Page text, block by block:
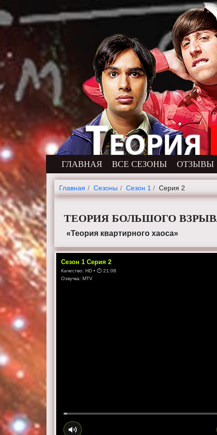
ГЛАВНАЯ ВСЕ СЕЗОНЫ ОТЗЫВЫ
Главная Cезоны Сезон 1 Серия 2
ТЕОРИЯ БОЛЬШОГО
«Теория квартирного хаоса»
Сезон1 Серия2
Качество:HD • ⏱21:08
Озвучка:MTV